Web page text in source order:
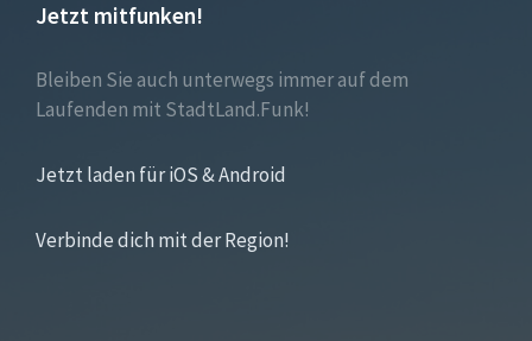
Jetzt mitfunken!
Bleiben Sie auch unterwegs immer auf dem
Laufenden mit StadtLand.Funk!
Jetzt laden für iOS & Android
Verbinde dich mit der Region!